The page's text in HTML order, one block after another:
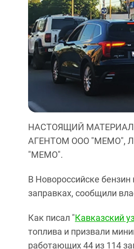
НАСТОЯЩИЙ
АГЕНТОМ ООО "МЕМО",
"МЕМО".
В Новороссийске
заправках, сообщили
Как писал "Кавказский
топлива и призвали
работающих 44 из 114